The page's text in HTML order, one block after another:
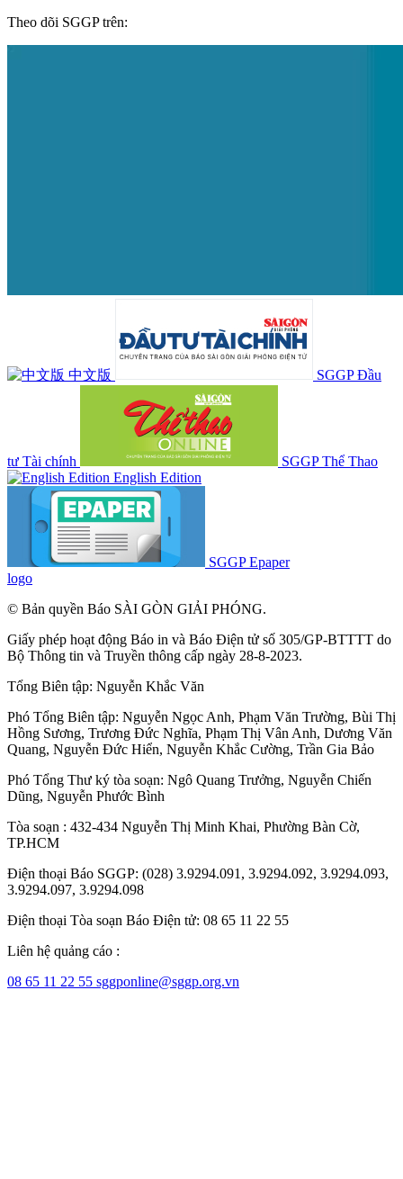
Theo dõi SGGP trên:
中文版 SGGP Đầu
tư Tài chính
SGGP Thể Thao
English Edition
SGGP Epaper
logo
© Bản quyền Báo SÀI GÒN GIẢI PHÓNG.
Giấy phép hoạt động Báo in và Báo Điện tử số 305/GP-BTTTT do
Bộ Thông tin và Truyền thông cấp ngày 28-8-2023.
Tổng Biên tập: Nguyễn Khắc Văn
Phó Tổng Biên tập: Nguyễn Ngọc Anh, Phạm Văn Trường, Bùi Thị
Hồng Sương, Trương Đức Nghĩa, Phạm Thị Vân Anh, Dương Văn
Quang, Nguyễn Đức Hiển, Nguyễn Khắc Cường, Trần Gia Bảo
Phó Tổng Thư ký tòa soạn: Ngô Quang Trưởng, Nguyễn Chiến
Dũng, Nguyễn Phước Bình
Tòa soạn : 432-434 Nguyễn Thị Minh Khai, Phường Bàn Cờ,
TP.HCM
Điện thoại Báo SGGP: (028) 3.9294.091, 3.9294.092, 3.9294.093,
3.9294.097, 3.9294.098
Điện thoại Tòa soạn Báo Điện tử: 08 65 11 22 55
Liên hệ quảng cáo :
08 65 11 22 55 sggponline@sggp.org.vn